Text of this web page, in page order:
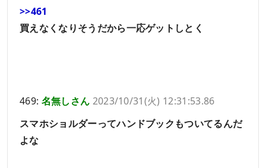
>>461
買えなくなりそうだから一応ゲットしとく
469: 名無しさん 2023/10/31(火) 12:31:53.86
スマホショルダーってハンドブックもついてるんだ
よな